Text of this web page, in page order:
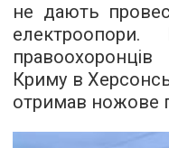
не дають
електроопори.
Криму в
отримав ножове